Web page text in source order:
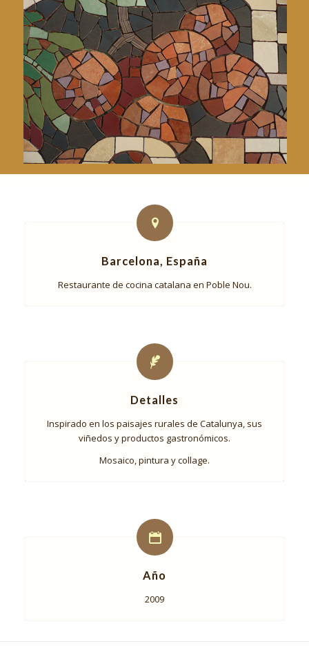
Barcelona, España
Restaurante de cocina catalana en Poble Nou.
Detalles
Inspirado en los paisajes rurales de Catalunya, sus
viñedos y productos gastronómicos.
Mosaico, pintura y collage.
Año
2009